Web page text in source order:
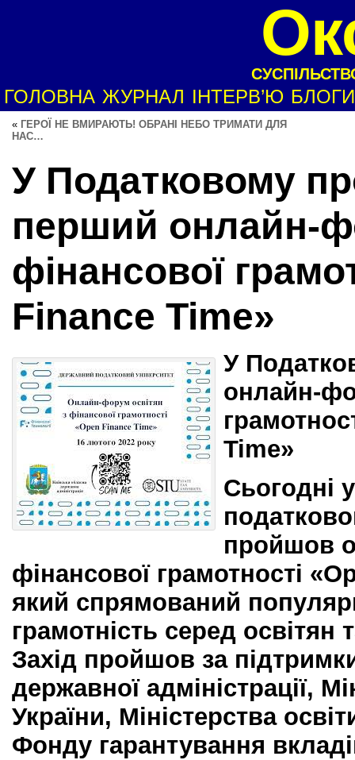
ГОЛОВНА ЖУРНАЛ ІНТЕРВ’Ю БЛОГИ
« ГЕРОЇ НЕ ВМИРАЮТЬ! ОБРАНІ НЕБО ТРИМАТИ ДЛЯ
НАС…
У Податковому
перший онлайн-
фінансової
Finance Time»
У
онлайн-
Time»
Сьогодні
пройшов
фінансової грамотності
який спрямований
грамотність серед освітян
Захід пройшов за
державної адміністрації,
України, Міністерства
Фонду гарантування